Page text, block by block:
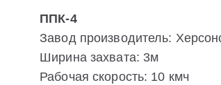
ППК-4
Завод производитель:
Ширина захвата: 3м
Рабочая скорость: 10 кмч